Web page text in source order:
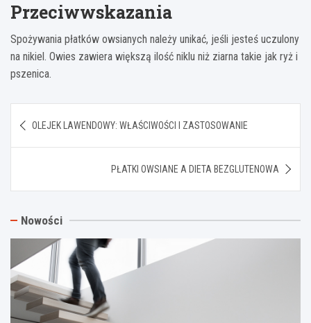
Przeciwwskazania
Spożywania płatków owsianych należy unikać, jeśli jesteś uczulony
na nikiel. Owies zawiera większą ilość niklu niż ziarna takie jak ryż i
pszenica.
wpisu
OLEJEK LAWENDOWY: WŁAŚCIWOŚCI I ZASTOSOWANIE
PŁATKI OWSIANE A DIETA BEZGLUTENOWA
Nowości